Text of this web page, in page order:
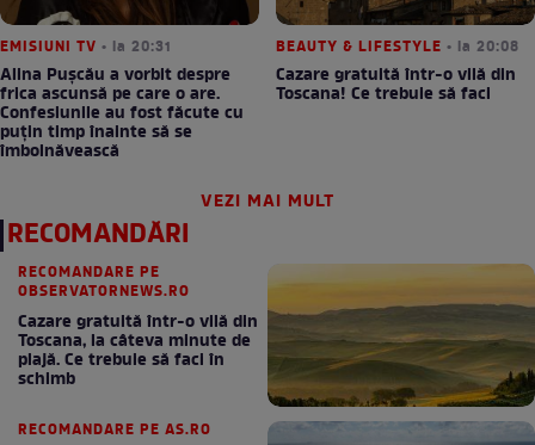
EMISIUNI TV • la 20:31
Alina Pușcău a vorbit despre
frica ascunsă pe care o are.
Confesiunile au fost făcute cu
puțin timp înainte să se
îmbolnăvească
BEAUTY & LIFESTYLE • la 20:08
Cazare gratuită într-o vilă din
Toscana! Ce trebuie să faci
VEZI MAI MULT
RECOMANDĂRI
RECOMANDARE PE
OBSERVATORNEWS.RO
Cazare gratuită într-o vilă din
Toscana, la câteva minute de
plajă. Ce trebuie să faci în
schimb
RECOMANDARE PE AS.RO